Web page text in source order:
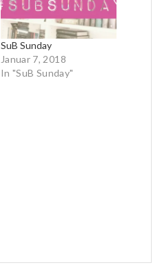
SuB Sunday
Januar 7, 2018
In "SuB Sunday"